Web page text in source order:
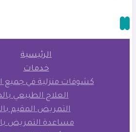
الرئيسية
خدمات
كشوفات منزلية في
العلاج الطبيعي
التمريض المقيم
مساعدة التمريض